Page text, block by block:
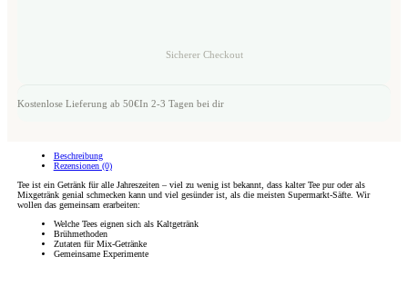
Sicherer Checkout
Kostenlose Lieferung ab 50€In 2-3 Tagen bei dir
Beschreibung
Rezensionen (0)
Tee ist ein Getränk für alle Jahreszeiten – viel zu wenig ist bekannt, dass kalter Tee pur oder als
Mixgetränk genial schmecken kann und viel gesünder ist, als die meisten Supermarkt-Säfte. Wir
wollen das gemeinsam erarbeiten:
Welche Tees eignen sich als Kaltgetränk
Brühmethoden
Zutaten für Mix-Getränke
Gemeinsame Experimente